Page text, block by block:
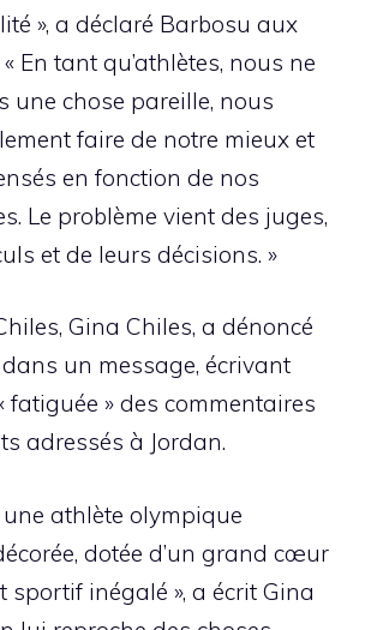
», a déclaré Barbosu aux
En tant qu’athlètes, nous ne
une chose pareille, nous
faire de notre mieux et
en fonction de nos
Le problème vient des juges,
et de leurs décisions. »
Gina Chiles, a dénoncé
un message, écrivant
fatiguée » des commentaires
adressés à Jordan.
une athlète olympique
dotée d’un grand cœur
sportif inégalé », a écrit Gina